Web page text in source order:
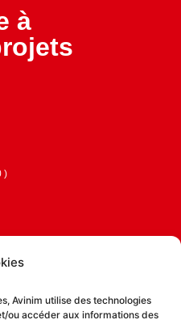
Avinim utilise des technologies
ou accéder aux informations des
à
)